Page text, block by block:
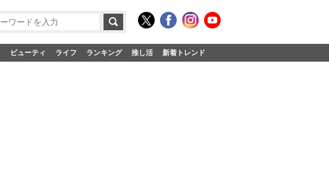
ビューティ ライフ ランキング 推し活 新着トレンド